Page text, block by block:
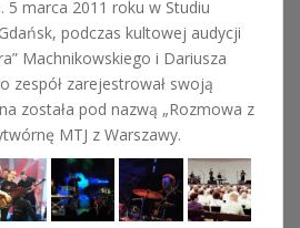
5 marca 2011 roku w Studiu
podczas kultowej audycji
Machnikowskiego i Dariusza
zespół zarejestrował swoją
została pod nazwą „Rozmowa z
MTJ z Warszawy.